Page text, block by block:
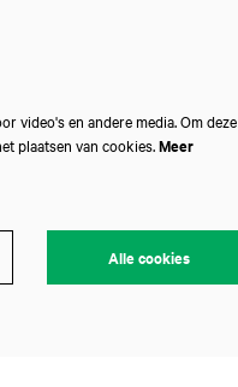
video's en andere media. Om deze
plaatsen van cookies.Meer
Alle cookies